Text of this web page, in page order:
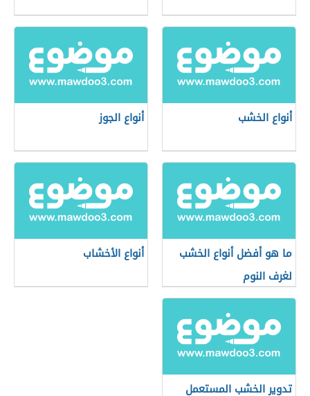
أنواع الخشب أنواع الجوز
ما هو أفضل أنواع الخشب
لغرف النوم
أنواع الأخشاب
تدوير الخشب المستعمل